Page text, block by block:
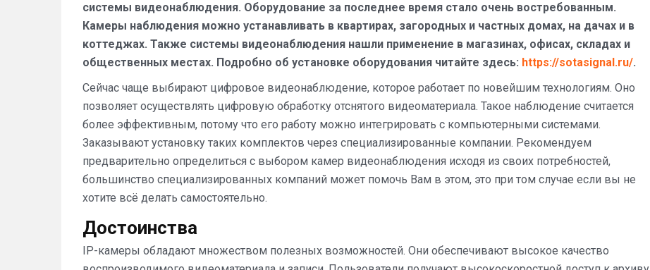
системы видеонаблюдения. Оборудование за последнее время стало очень востребованным.
Камеры наблюдения можно устанавливать в квартирах, загородных и частных домах, на дачах и в
коттеджах. Также системы видеонаблюдения нашли применение в магазинах, офисах, складах и
общественных местах. Подробно об установке оборудования читайте здесь: https://sotasignal.ru/.
Сейчас чаще выбирают цифровое видеонаблюдение, которое работает по новейшим технологиям. Оно
позволяет осуществлять цифровую обработку отснятого видеоматериала. Такое наблюдение считается
более эффективным, потому что его работу можно интегрировать с компьютерными системами.
Заказывают установку таких комплектов через специализированные компании. Рекомендуем
предварительно определиться с выбором камер видеонаблюдения исходя из своих потребностей,
большинство специализированных компаний может помочь Вам в этом, это при том случае если вы не
хотите всё делать самостоятельно.
Достоинства
IP-камеры обладают множеством полезных возможностей. Они обеспечивают высокое качество